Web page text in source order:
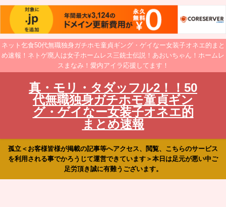
ネット乞食50代無職独身ガチホモ童貞ギング・ゲイなー女装子オネエ的まと
め速報！ネトゲ廃人は女子ホームレス三銃士伝説！あおいちゃん！ホームレ
スまなみ！愛内アイラ応援してます！
真・モリ・タダッフル2！！50
代無職独身ガチホモ童貞ギン
グ・ゲイなー女装子オネエ的
まとめ速報
孤立＜お客様皆様が掲載の記事等へアクセス、閲覧、こちらのサービス
を利用される事でかろうじて運営できています＞本日は足元が悪い中ご
足労頂き誠に有難うございます。